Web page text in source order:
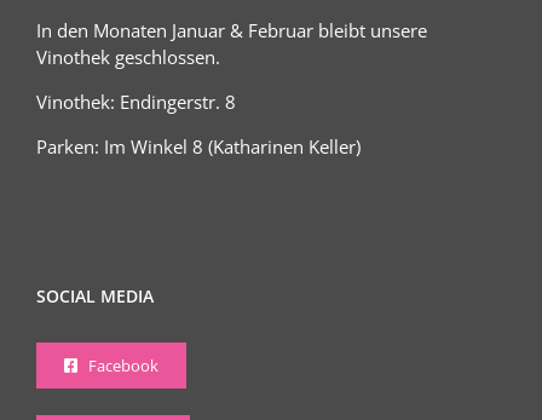
In den Monaten Januar & Februar bleibt unsere
Vinothek geschlossen.
Vinothek: Endingerstr. 8
Parken: Im Winkel 8 (Katharinen Keller)
SOCIAL MEDIA
Facebook